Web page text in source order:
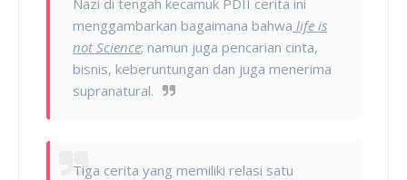
menggambarkan bagaimana bahwa life is
not Science; namun juga pencarian cinta,
bisnis, keberuntungan dan juga menerima
supranatural.
Tiga cerita yang memiliki relasi satu